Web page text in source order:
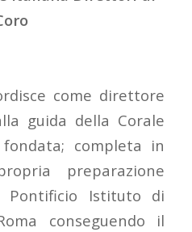
come direttore
guida della Corale
completa in
preparazione
Pontificio Istituto di
conseguendo il